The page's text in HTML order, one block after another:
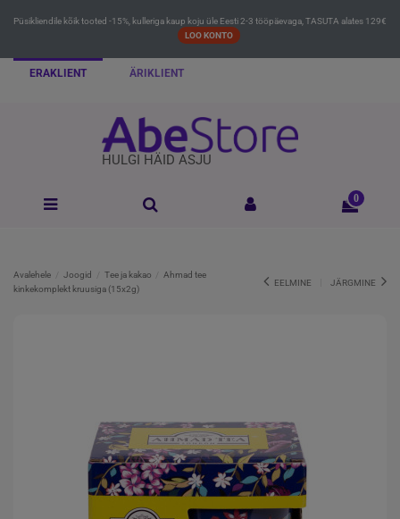
Püsikliendile kõik tooted -15%, kulleriga kaup koju üle Eesti 2-3 tööpäevaga, TASUTA alates 129€
LOO KONTO
ERAKLIENT ÄRIKLIENT
HULGI HÄID ASJU
0
Avalehele Joogid Tee ja kakao
Ahmad tee
kinkekomplekt kruusiga (15x2g)
EELMINE JÄRGMINE